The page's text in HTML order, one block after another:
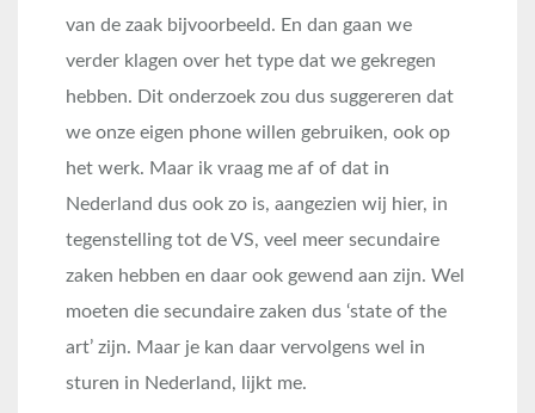
van de zaak bijvoorbeeld. En dan gaan we
verder klagen over het type dat we gekregen
hebben. Dit onderzoek zou dus suggereren dat
we onze eigen phone willen gebruiken, ook op
het werk. Maar ik vraag me af of dat in
Nederland dus ook zo is, aangezien wij hier, in
tegenstelling tot de VS, veel meer secundaire
zaken hebben en daar ook gewend aan zijn. Wel
moeten die secundaire zaken dus ‘state of the
art’ zijn. Maar je kan daar vervolgens wel in
sturen in Nederland, lijkt me.